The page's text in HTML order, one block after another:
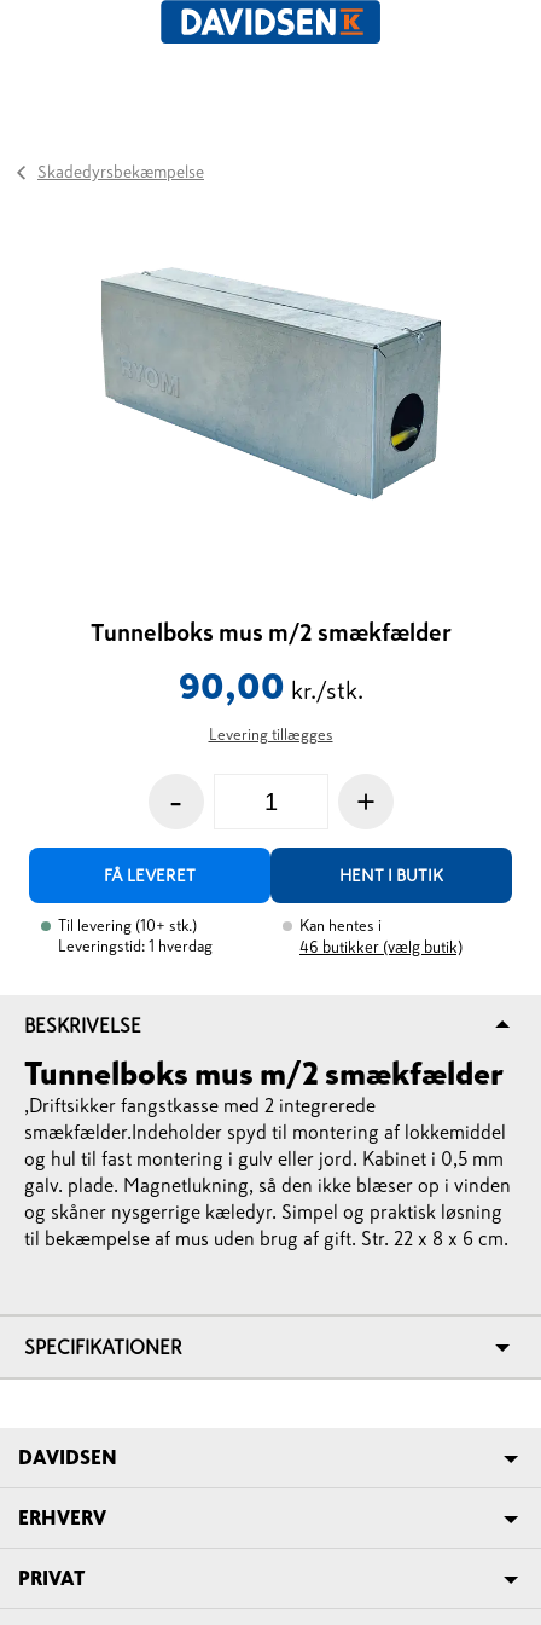
Skadedyrsbekæmpelse
Tunnelboks mus m/2 smækfælder
90,00 kr./stk.
Levering tillægges
- +
FÅ LEVERET HENT I BUTIK
Til levering (10+ stk.)
Leveringstid: 1 hverdag
Kan hentes i
46 butikker (vælg butik)
BESKRIVELSE
Tunnelboks mus m/2 smækfælder
,Driftsikker fangstkasse med 2 integrerede
smækfælder.Indeholder spyd til montering af lokkemiddel
og hul til fast montering i gulv eller jord. Kabinet i 0,5 mm
galv. plade. Magnetlukning, så den ikke blæser op i vinden
og skåner nysgerrige kæledyr. Simpel og praktisk løsning
til bekæmpelse af mus uden brug af gift. Str. 22 x 8 x 6 cm.
SPECIFIKATIONER
DAVIDSEN
ERHVERV
PRIVAT